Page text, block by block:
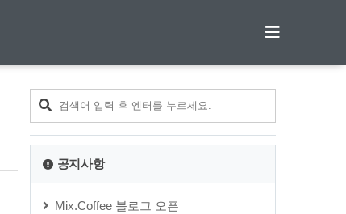
공지사항
Mix.Coffee 블로그 오픈